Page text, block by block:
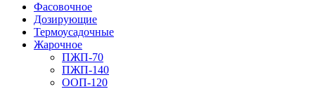
Фасовочное
Дозирующие
Термоусадочные
Жарочное
ПЖП-70
ПЖП-140
ООП-120